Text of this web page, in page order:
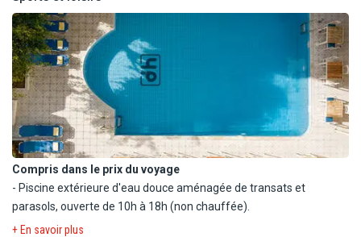
Avec supplément, l'hôtel met également à votre disposition le
lobby bar, proposant des boissons avec ou sans alcool, ouvert
24h/24.
- Bureau d'excursions (avec supplément).
- Service de location de voiture, scooter et vélo (avec supplément).
Compris dans le prix du voyage
- Piscine extérieure d'eau douce aménagée de transats et
parasols, ouverte de 10h à 18h (non chauffée).
- Bibliothèque.
+ En savoir plus